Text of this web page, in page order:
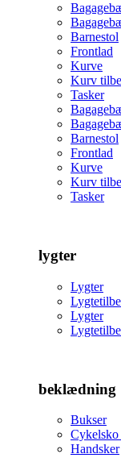
Barnestol
Frontlad
Kurve
Kurv
Tasker
Barnestol
Frontlad
Kurve
Kurv
Tasker
lygter
Lygter
Lygter
beklædning
Bukser
Handsker